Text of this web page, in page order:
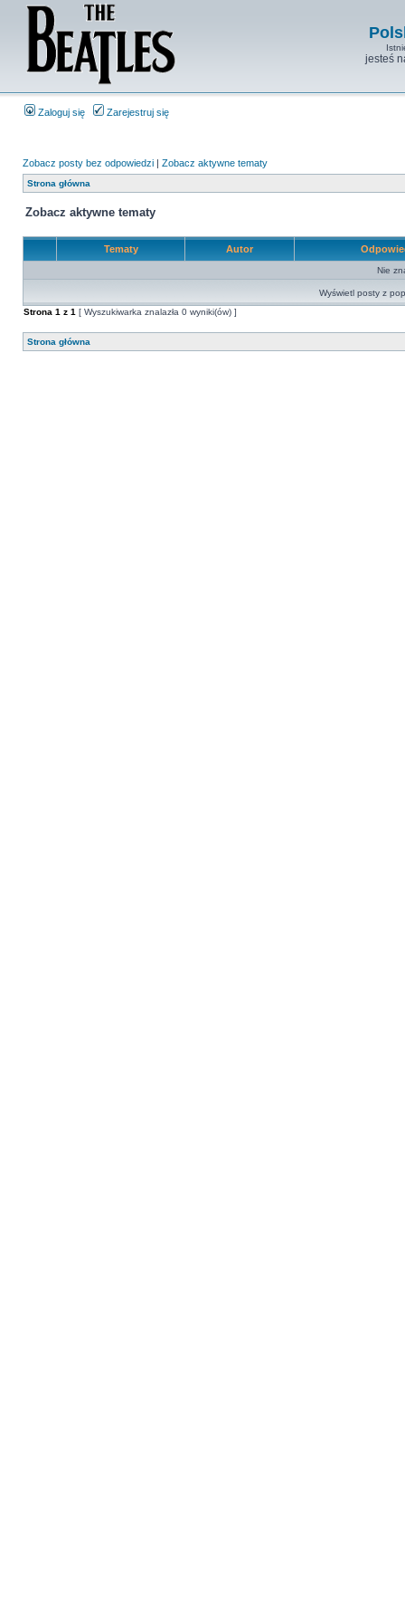
jesteś
Zaloguj się Zarejestruj się
Zobacz posty bez odpowiedzi | Zobacz aktywne tematy
Strona główna
Zobacz aktywne tematy
Tematy Autor
Nie
Wyświetl posty z
Strona 1 z 1 [ Wyszukiwarka znalazła 0 wyniki(ów) ]
Strona główna